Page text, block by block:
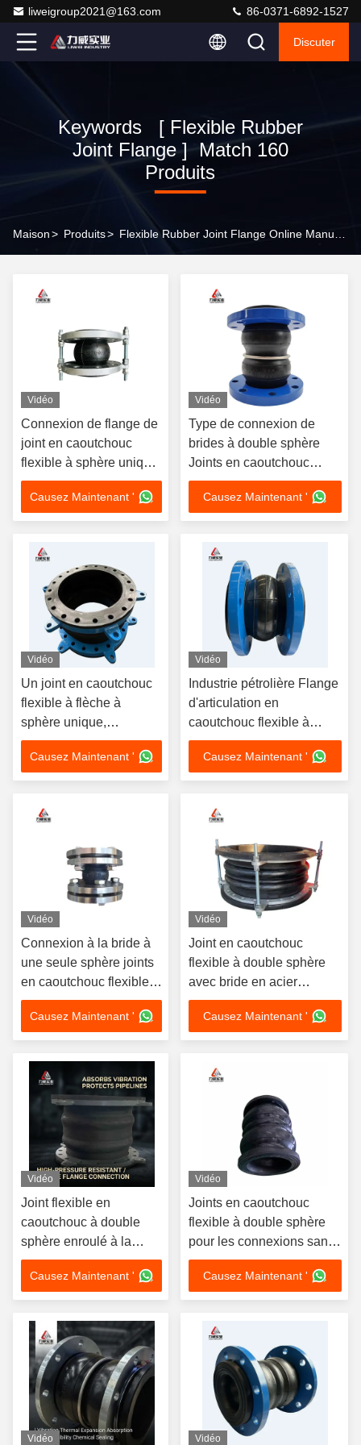
liweigroup2021@163.com 86-0371-6892-1527
Discuter
Keywords [ Flexible Rubber
Joint Flange ] Match 160
Produits
Maison> Produits>
Vidéo
Connexion de flange de
joint en caoutchouc
flexible à sphère unique
transversale axiale
Boulons et écrous
personnalisés
Causez Maintenant '
Vidéo
Type de connexion de
brides à double sphère
Joints en caoutchouc
flexible pour applications
en acier inoxydable lourd,
etc.
Causez Maintenant '
Vidéo
Un joint en caoutchouc
flexible à flèche à
sphère unique,
excellente résistance à
la corrosion et aux
huiles
Causez Maintenant '
Vidéo
Industrie pétrolière Flange
d'articulation en
caoutchouc flexible à
sphère unique avec haute
capacité d'amortissement
des vibrations
Causez Maintenant '
Vidéo
Connexion à la bride à
une seule sphère joints
en caoutchouc flexible
avec une bonne fonction
de réduction du bruit
Causez Maintenant '
Vidéo
Joint en caoutchouc
flexible à double sphère
avec bride en acier
inoxydable
personnalisable
Causez Maintenant '
Vidéo
Joint flexible en
caoutchouc à double
sphère enroulé à la
main, adapté aux
applications d'air,
durable
Causez Maintenant '
Vidéo
Joints en caoutchouc
flexible à double sphère
pour les connexions sans
soudure dans des
environnements lourds à
température de travail de
Causez Maintenant '
Vidéo Vidéo